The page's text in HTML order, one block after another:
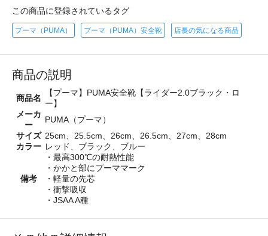
この商品に登録されているタグ
プーマ（PUMA） プーマ（PUMA）安全靴 店長の気になる商品
商品の説明
商品名
【プーマ】PUMA安全靴【ライダー2.0ブラック・ロ
ー】
メーカ
ー
PUMA（プーマ）
サイズ 25cm、25.5cm、26cm、26.5cm、27cm、28cm
カラー レッド、ブラック、ブルー
備考
・最高300℃の耐熱性能
・かかと部にプーママーク
・軽量の先芯
・衝撃吸収
・JSAA A種